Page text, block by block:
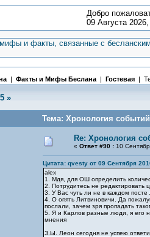
Добро
09 Августа
и факты, связанные с бесланским
| Факты и Мифы Беслана| Гостевая |
5 »
Тема: Хронология событий
Re: Хронология
« Ответ #90 :10
Цитата: qvesty от 09 Сентября
alex
1. Мдя, для ОШ определить
2. Потрудитесь не редактировать
3. У Вас чуть ли не в каждом посте
4. О опять Литвиновичи. Да
послали, зачем зря пропадать
5. Я и Карлов разные люди, я его
мнения
З.Ы. Леон сегодня не успею